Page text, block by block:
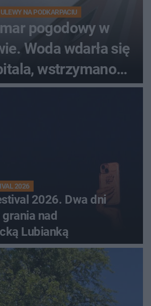
ULEWY NA PODKARPACIU
pogodowy w
Woda wdarła się
wstrzymano
przyjęcia
2026
2026. Dwa dni
nad
Lubianką